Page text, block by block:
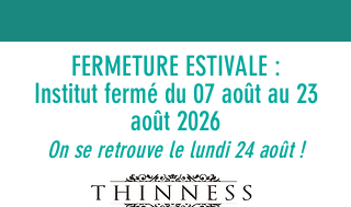
FERMETURE ESTIVALE :
Institut fermé du 07 août au 23
août 2026
On se retrouve le lundi 24 août !